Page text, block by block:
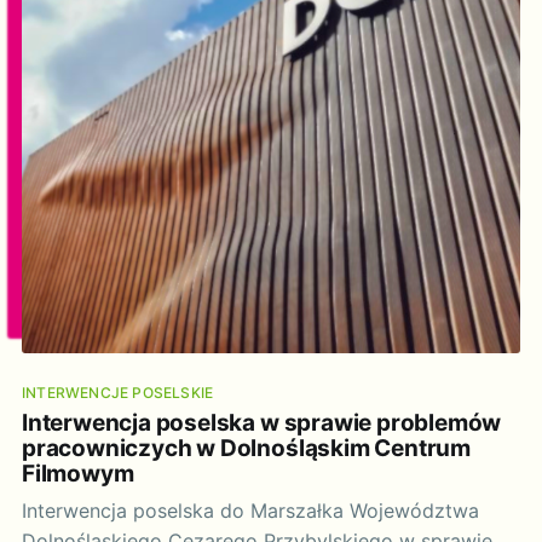
INTERWENCJE POSELSKIE
Interwencja poselska w sprawie problemów
pracowniczych w Dolnośląskim Centrum
Filmowym
Interwencja poselska do Marszałka Województwa